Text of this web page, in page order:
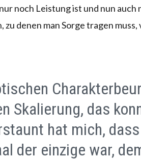
noch Leistung ist und nun
zu denen man Sorge tragen
Skalierung, das
hat mich,
der einzige war,